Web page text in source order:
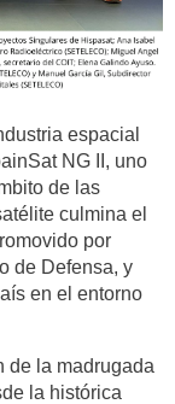
espacial
NG II, uno
de las
culmina el
por
de Defensa, y
en el entorno
de la madrugada
la histórica